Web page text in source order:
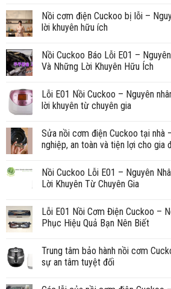
Nồi cơm điện Cuckoo bị lỗi –
lời khuyên hữu ích
Nồi Cuckoo Báo Lỗi E01 –
Và Những Lời Khuyên Hữu Ích
Lỗi E01 Nồi Cuckoo – Nguyên
lời khuyên từ chuyên gia
Sửa nồi cơm điện Cuckoo tại nhà
nghiệp, an toàn và tiện lợi cho gia
Nồi Cuckoo Lỗi E01 – Nguyên
Lời Khuyên Từ Chuyên Gia
Lỗi E01 Nồi Cơm Điện Cuckoo –
Phục Hiệu Quả Bạn Nên Biết
Trung tâm bảo hành nồi cơm
sự an tâm tuyệt đối